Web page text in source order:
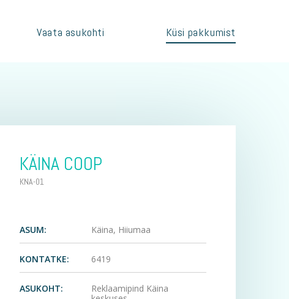
Vaata asukohti Küsi pakkumist
KÄINA COOP
KNA-01
ASUM: Käina, Hiiumaa
KONTATKE: 6419
ASUKOHT:
Reklaamipind Käina